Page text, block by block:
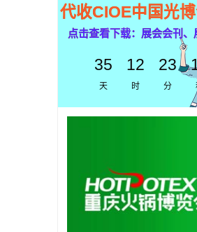
代收CIOE中国光
点击查看下载：展会会刊、
35
天
12
时
23
分